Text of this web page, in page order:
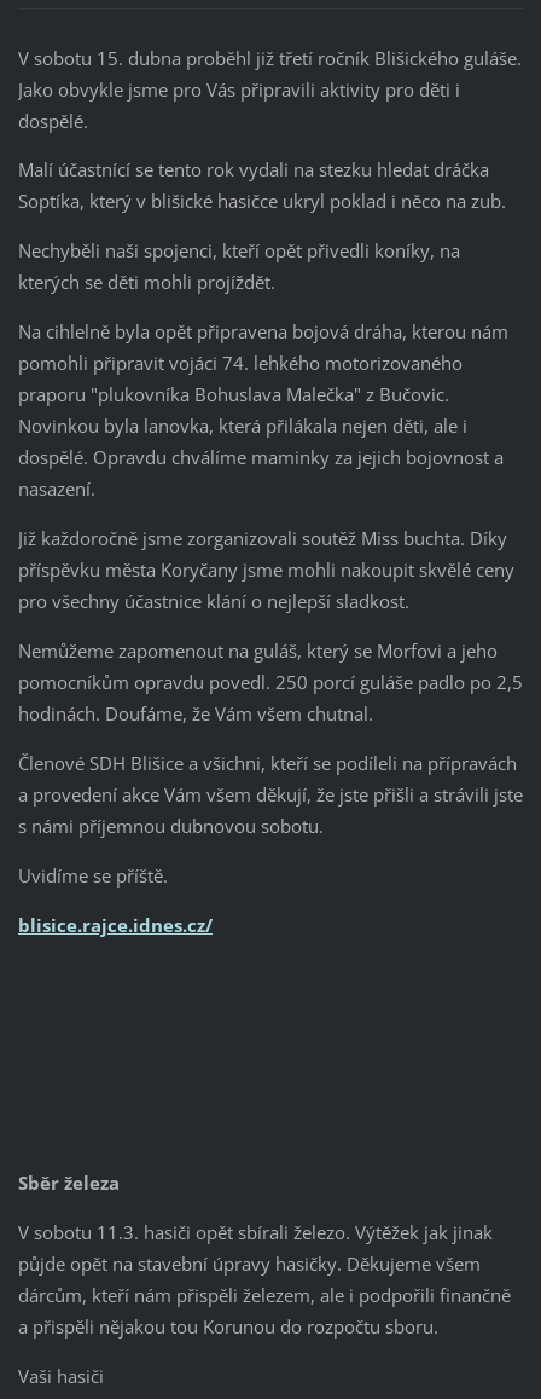
V sobotu 15. dubna proběhl již třetí ročník Blišického guláše.
Jako obvykle jsme pro Vás připravili aktivity pro děti i
dospělé.
Malí účastnící se tento rok vydali na stezku hledat dráčka
Soptíka, který v blišické hasičce ukryl poklad i něco na zub.
Nechyběli naši spojenci, kteří opět přivedli koníky, na
kterých se děti mohli projíždět.
Na cihlelně byla opět připravena bojová dráha, kterou nám
pomohli připravit vojáci 74. lehkého motorizovaného
praporu "plukovníka Bohuslava Malečka" z Bučovic.
Novinkou byla lanovka, která přilákala nejen děti, ale i
dospělé. Opravdu chválíme maminky za jejich bojovnost a
nasazení.
Již každoročně jsme zorganizovali soutěž Miss buchta. Díky
příspěvku města Koryčany jsme mohli nakoupit skvělé ceny
pro všechny účastnice klání o nejlepší sladkost.
Nemůžeme zapomenout na guláš, který se Morfovi a jeho
pomocníkům opravdu povedl. 250 porcí guláše padlo po 2,5
hodinách. Doufáme, že Vám všem chutnal.
Členové SDH Blišice a všichni, kteří se podíleli na přípravách
a provedení akce Vám všem děkují, že jste přišli a strávili jste
s námi příjemnou dubnovou sobotu.
Uvidíme se příště.
blisice.rajce.idnes.cz/
Sběr železa
V sobotu 11.3. hasiči opět sbírali železo. Výtěžek jak jinak
půjde opět na stavební úpravy hasičky. Děkujeme všem
dárcům, kteří nám přispěli železem, ale i podpořili finančně
a přispěli nějakou tou Korunou do rozpočtu sboru.
Vaši hasiči